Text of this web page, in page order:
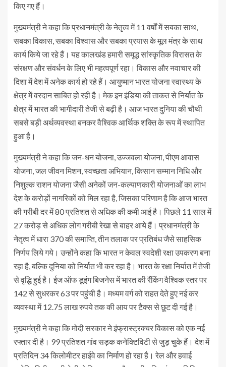
किए गए हैं।
मुख्यमंत्री ने कहा कि प्रधानमंत्री के नेतृत्व में 11 वर्षों में सबका साथ,
सबका विकास, सबका विश्वास और सबका प्रयास के मूल मंत्र के साथ
कार्य किये जा रहे हैं। यह कालखंड हमारी समृद्ध सांस्कृतिक विरासत के
संरक्षण और संवर्धन के लिए भी महत्वपूर्ण रहा। विकास और नवाचार की
दिशा में देश में अनेक कार्य हो रहे हैं। आयुष्मान भारत योजना स्वास्थ्य के
क्षेत्र में वरदान साबित हो रही है। मेक इन इंडिया की ताकत से निर्यात के
क्षेत्र में भारत की भागीदारी तेजी से बढ़ी है। आज भारत दुनिया की चौथी
सबसे बड़ी अर्थव्यवस्था बनकर वैश्विक आर्थिक शक्ति के रूप में स्थापित
हुआ है।
मुख्यमंत्री ने कहा कि जन-धन योजना, उज्जवला योजना, पीएम आवास
योजना, जल जीवन मिशन, स्वच्छता अभियान, किसान सम्मान निधि और
निशुल्क राशन योजना जैसी अनेकों जन-कल्याणकारी योजनाओं का लाभ
देश के करोड़ों नागरिकों को मिल रहा है, जिसका परिणाम है कि आज भारत
की गरीबी दर में 80 प्रतिशत से अधिक की कमी आई है। पिछले 11 साल में
27 करोड़ से अधिक लोग गरीबी रेखा से बाहर आये हैं। प्रधानमंत्री के
नेतृत्व में धारा 370 की समाप्ति, तीन तलाक पर प्रतिबंध जैसे साहसिक
निर्णय लिये गये। उन्होंने कहा कि भारत न केवल स्वदेशी रक्षा उपकरण बना
रहा है, बल्कि दुनिया को निर्यात भी कर रहा है। भारत के रक्षा निर्यात में तेजी
से वृद्धि हुई है। ईज ऑफ डूइंग बिजनेस में भारत की रैंकिंग वैश्विक स्तर पर
142 से सुधरकर 63 पर पहुंची है। मध्यम वर्ग को राहत देते हुए नई कर
व्यवस्था में 12.75 लाख रुपये तक की आय पर टैक्स से छूट दी गई है।
मुख्यमंत्री ने कहा कि मोदी सरकार ने इंफ्रास्ट्रक्चर विकास को एक नई
रफ्तार दी है। 99 प्रतिशत गांव सड़क कनेक्टिविटी से जुड़ चुके हैं। देश में
प्रतिदिन 34 किलोमीटर हाईवे का निर्माण हो रहा है। रेल और हवाई